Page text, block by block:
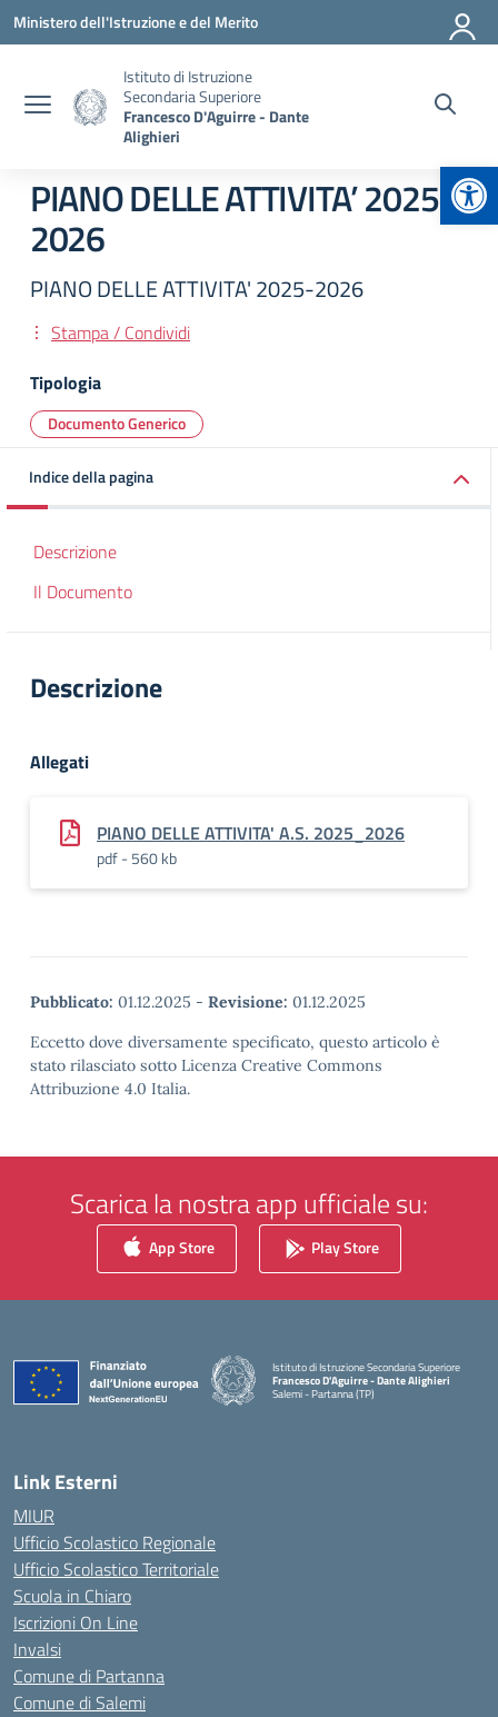
Vai ai contenuti
Vai al menu di navigazione
Vai al footer
Ministero dell'Istruzione e del Merito
Istituto di Istruzione
Secondaria Superiore
Francesco D'Aguirre - Dante
Alighieri
PIANO DELLE ATTIVITA’ 2025-
2026
PIANO DELLE ATTIVITA' 2025-2026
Stampa / Condividi
Tipologia
Documento Generico
Indice della pagina
Descrizione
Il Documento
Descrizione
Allegati
PIANO DELLE ATTIVITA' A.S. 2025_2026
pdf - 560 kb
Pubblicato: 01.12.2025 - Revisione: 01.12.2025
Eccetto dove diversamente specificato, questo articolo è
stato rilasciato sotto Licenza Creative Commons
Attribuzione 4.0 Italia.
Scarica la nostra app ufficiale su:
App Store Play Store
Istituto di Istruzione Secondaria Superiore
Francesco D'Aguirre - Dante Alighieri
Salemi - Partanna (TP)
Link Esterni
MIUR
Ufficio Scolastico Regionale
Ufficio Scolastico Territoriale
Scuola in Chiaro
Iscrizioni On Line
Invalsi
Comune di Partanna
Comune di Salemi